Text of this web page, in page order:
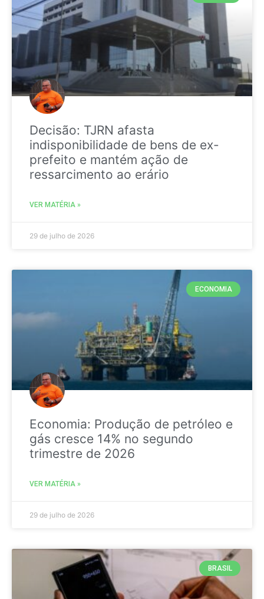
Decisão: TJRN afasta
indisponibilidade de bens de ex-
prefeito e mantém ação de
ressarcimento ao erário
VER MATÉRIA »
29 de julho de 2026
ECONOMIA
Economia: Produção de petróleo e
gás cresce 14% no segundo
trimestre de 2026
VER MATÉRIA »
29 de julho de 2026
BRASIL